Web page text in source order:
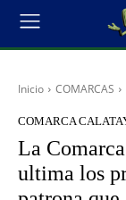
Inicio COMARCAS
COMARCA
La
ultima los